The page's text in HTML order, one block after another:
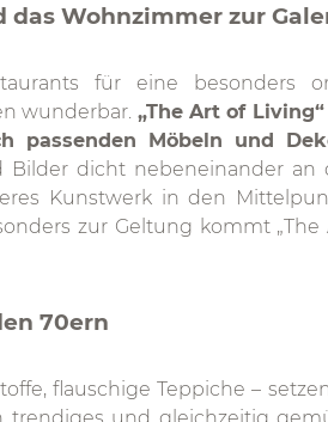
das Wohnzimmer zur
für eine besonders
wunderbar. „The Art of
passenden Möbeln und
dicht nebeneinander an
Kunstwerk in den
zur Geltung kommt
70ern
flauschige Teppiche –
trendiges und gleichzeitig